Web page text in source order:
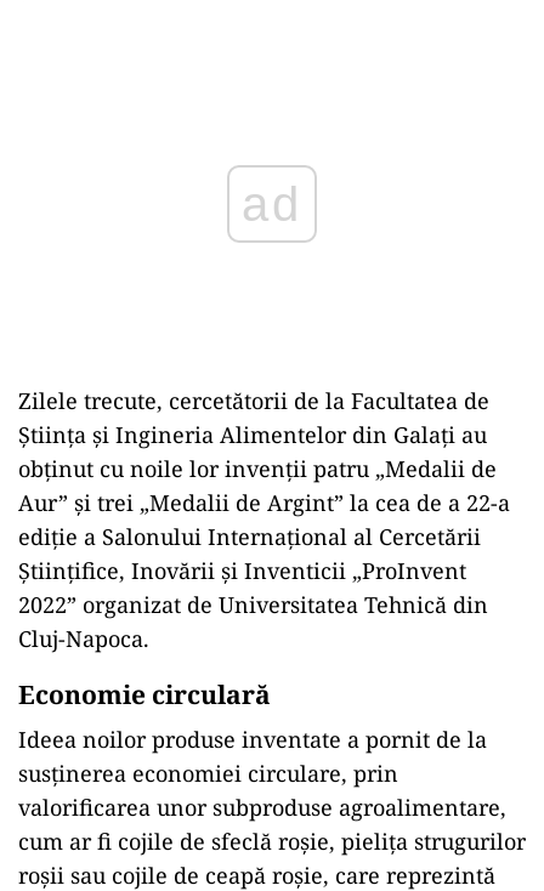
Zilele trecute, cercetătorii de la Facultatea de
Știința și Ingineria Alimentelor din Galați au
obținut cu noile lor invenții patru „Medalii de
Aur” și trei „Medalii de Argint” la cea de a 22-a
ediție a Salonului Internaţional al Cercetării
Ştiinţifice, Inovării şi Inventicii „ProInvent
2022” organizat de Universitatea Tehnică din
Cluj-Napoca.
Economie circulară
Ideea noilor produse inventate a pornit de la
susținerea economiei circulare, prin
valorificarea unor subproduse agroalimentare,
cum ar fi cojile de sfeclă roșie, pielița strugurilor
roșii sau cojile de ceapă roșie, care reprezintă